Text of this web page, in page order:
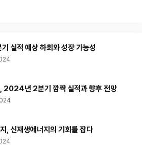
실적 예상 하회와 성장 가능성
2024년 2분기 깜짝 실적과 향후 전망
, 신재생에너지의 기회를 잡다